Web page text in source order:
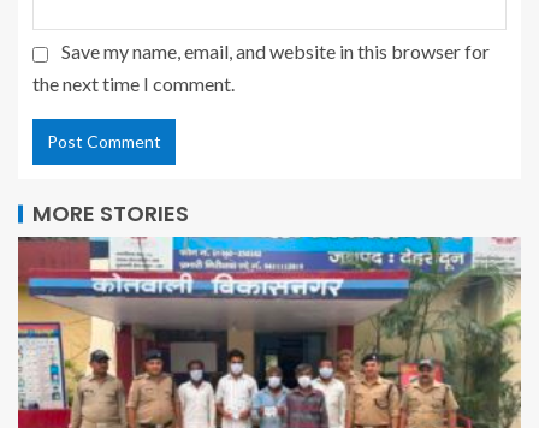
Save my name, email, and website in this browser for
the next time I comment.
MORE STORIES